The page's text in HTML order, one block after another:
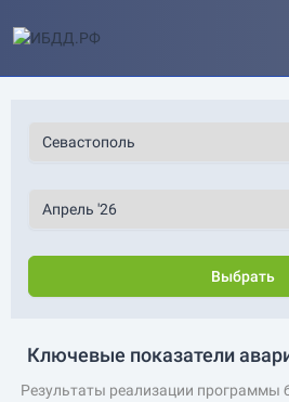
Выбрать
Ключевые показатели
Результаты реализации программы